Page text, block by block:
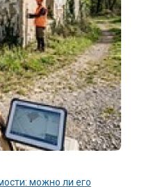
можно ли его